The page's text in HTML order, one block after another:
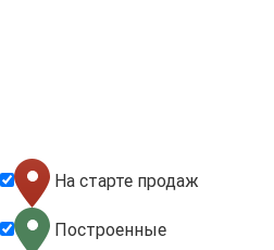
На старте продаж
Построенные